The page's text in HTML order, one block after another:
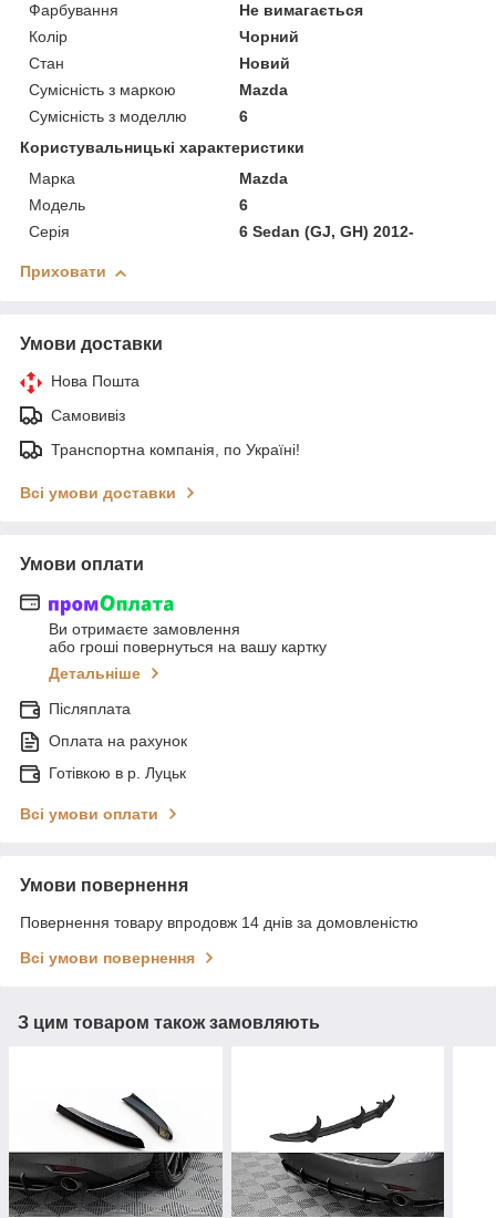
Фарбування
Не вимагається
Колір
Чорний
Стан
Новий
Сумісність з маркою
Mazda
Сумісність з моделлю
6
Користувальницькі характеристики
Марка
Mazda
Модель
6
Серія
6 Sedan (GJ, GH) 2012-
Приховати
Умови доставки
Нова Пошта
Самовивіз
Транспортна компанія, по Україні!
Всі умови доставки
Умови оплати
Ви отримаєте замовлення
або гроші повернуться на вашу картку
Детальніше
Післяплата
Оплата на рахунок
Готівкою в р. Луцьк
Всі умови оплати
Умови повернення
Повернення товару впродовж 14 днів за домовленістю
Всі умови повернення
З цим товаром також замовляють